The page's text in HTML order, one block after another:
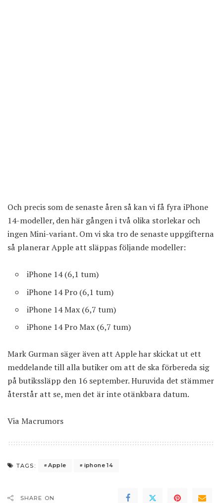
Och precis som de senaste åren så kan vi få fyra iPhone
14-modeller, den här gången i två olika storlekar och
ingen Mini-variant. Om vi ska tro de senaste uppgifterna
så planerar Apple att släppas följande modeller:
iPhone 14 (6,1 tum)
iPhone 14 Pro (6,1 tum)
iPhone 14 Max (6,7 tum)
iPhone 14 Pro Max (6,7 tum)
Mark Gurman säger även att Apple har skickat ut ett
meddelande till alla butiker om att de ska förbereda sig
på butikssläpp den 16 september. Huruvida det stämmer
återstår att se, men det är inte otänkbara datum.
Via Macrumors
TAGS: Apple iphone 14
SHARE ON